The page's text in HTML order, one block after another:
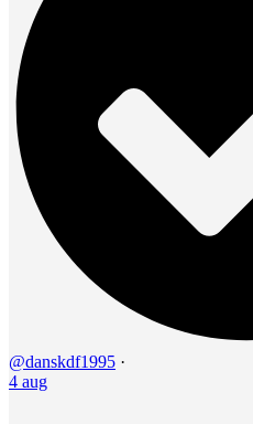
@danskdf1995 ·
4 aug